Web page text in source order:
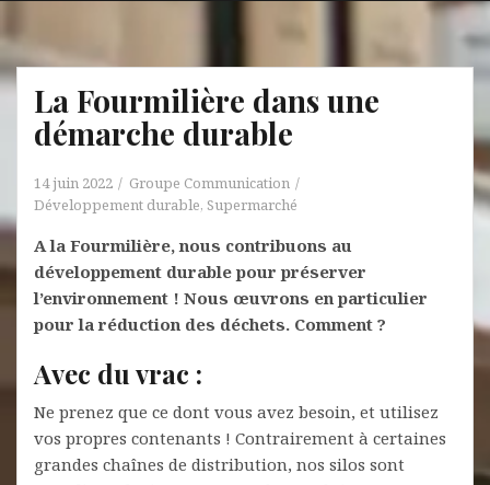
La Fourmilière dans une
démarche durable
14 juin 2022
Groupe Communication
Développement durable, Supermarché
A la Fourmilière, nous contribuons au
développement durable pour préserver
l’environnement ! Nous œuvrons en particulier
pour la réduction des déchets. Comment ?
Avec du vrac :
Ne prenez que ce dont vous avez besoin, et utilisez
vos propres contenants ! Contrairement à certaines
grandes chaînes de distribution, nos silos sont